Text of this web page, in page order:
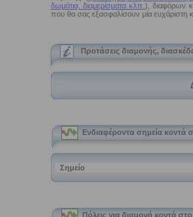
δωμάτια, διαμερίσματα κλπ. ), διαφόρων
που θα σας εξασφαλίσουν μία ευχάριστη
Προτάσεις διαμονής,